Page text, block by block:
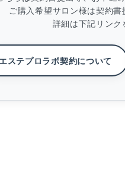
ご購入希望サロン様は契約書
詳細は下記リンク
エステプロラボ契約について